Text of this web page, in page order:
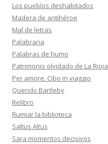
Los pueblos deshabitados
Madera de antihéroe
Mal de letras
Palabraria
Palabras de humo
Patrimonio olvidado de La Rioja
Per amore. Cibo in viaggio
Querido Bartleby
Relibro
Rumiar la biblioteca
Saltus Altus
Sara momentos decisivos